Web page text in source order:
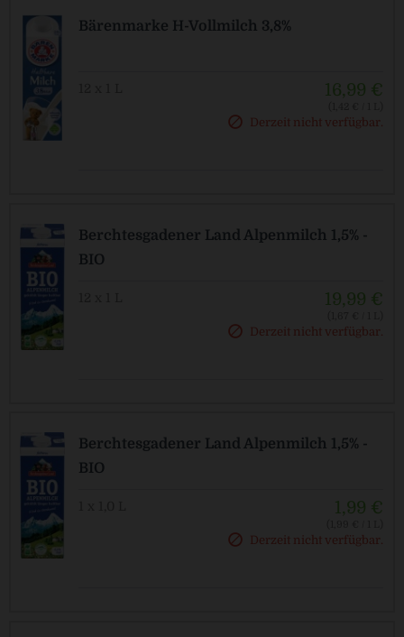
Bärenmarke H-Vollmilch 3,8%
16,99 €
Derzeit nicht verfügbar.
Berchtesgadener Land Alpenmilch 1,5% -
BIO
19,99 €
Pfandfrei!
Derzeit nicht verfügbar.
Berchtesgadener Land Alpenmilch 1,5% -
BIO
1,99 €
Pfandfrei!
Derzeit nicht verfügbar.